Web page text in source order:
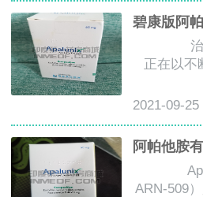
碧康版阿
治
正在以不
2021-09-25
阿帕他胺
ARN-509